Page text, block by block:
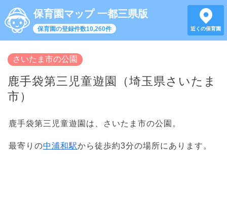
保育園マップ 一都三県版
保育園の登録件数10,260件 近くの保育園
さいたま市の公園
鹿手袋第三児童遊園（埼玉県さいたま
市）
鹿手袋第三児童遊園は、さいたま市の公園。
最寄りの中浦和駅から徒歩約3分の場所にあります。